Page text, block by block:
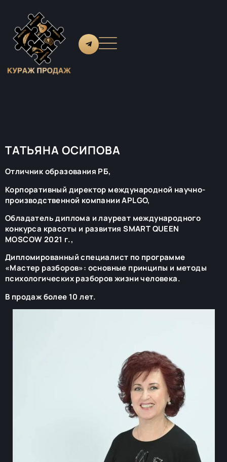
ТАТЬЯНА ОСИПОВА
Отличник образования РБ,
Корпоративный директор международной научно-
производственной компании APLGO,
Обладатель диплома и лауреат международного
конкурса красоты и развития SMART QUEEN
MOSCOW 2021 г.,
Дипломированный специалист по программе
«Мастер разборов»: основные принципы и методы
психологических разборов жизни человека.
В продаж более 10 лет.